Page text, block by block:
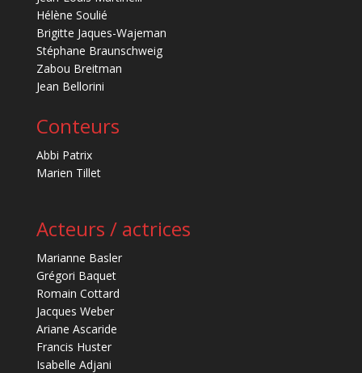
Hélène Soulié
Brigitte Jaques-Wajeman
Stéphane Braunschweig
Zabou Breitman
Jean Bellorini
Conteurs
Abbi Patrix
Marien Tillet
Acteurs / actrices
Marianne Basler
Grégori Baquet
Romain Cottard
Jacques Weber
Ariane Ascaride
Francis Huster
Isabelle Adjani